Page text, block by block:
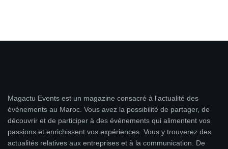
Magactu Events est un magazine consacré à l'actualité des
événements au Maroc. Vous avez la possibilité de partager, de
découvrir et de participer à des événements qui alimentent vos
passions et enrichissent vos expériences. Vous y trouverez des
actualités relatives aux entreprises et à la communication. De